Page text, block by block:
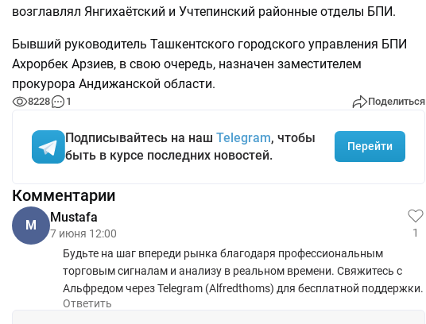
возглавлял Янгихаётский и Учтепинский районные отделы БПИ.
Бывший руководитель Ташкентского городского управления БПИ
Ахрорбек Арзиев, в свою очередь, назначен заместителем
прокурора Андижанской области.
8228 1 Поделиться
Подписывайтесь на наш Telegram, чтобы
быть в курсе последних новостей.
Перейти
Комментарии
M Mustafa
7 июня 12:00
1
Будьте на шаг впереди рынка благодаря профессиональным
торговым сигналам и анализу в реальном времени. Свяжитесь с
Альфредом через Telegram (Alfredthoms) для бесплатной поддержки.
Ответить